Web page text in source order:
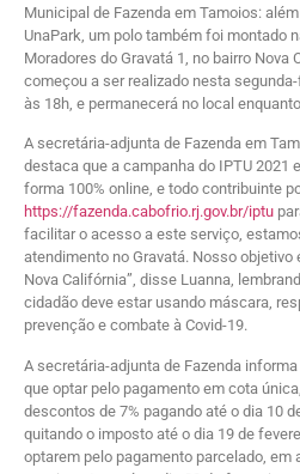
Municipal de Fazenda em Tamoios:
UnaPark, um polo também foi montado
Moradores do Gravatá 1, no bairro Nova
começou a ser realizado nesta
às 18h, e permanecerá no local
A secretária-adjunta de Fazenda em
destaca que a campanha do IPTU 2021
forma 100% online, e todo contribuinte
https://fazenda.cabofrio.rj.gov.br/iptu
facilitar o acesso a este serviço,
atendimento no Gravatá. Nosso objetivo
Nova Califórnia”, disse Luanna,
cidadão deve estar usando máscara,
prevenção e combate à Covid-19.
A secretária-adjunta de Fazenda
que optar pelo pagamento em cota
descontos de 7% pagando até o dia 10
quitando o imposto até o dia 19 de
optarem pelo pagamento parcelado, em